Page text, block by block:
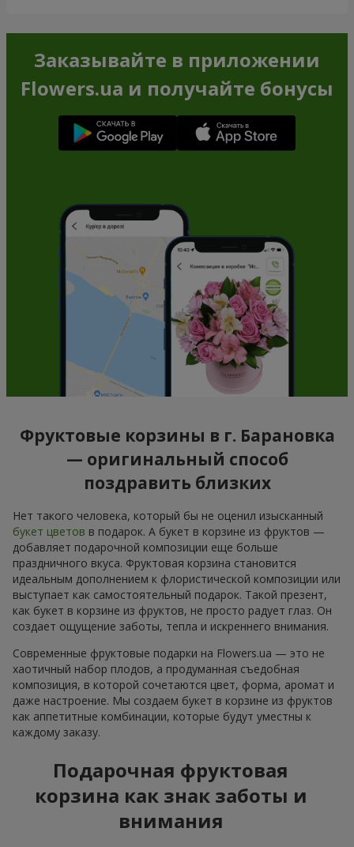
Заказывайте в приложении
Flowers.ua и получайте бонусы
Фруктовые корзины в г. Барановка
— оригинальный способ
поздравить близких
Нет такого человека, который бы не оценил изысканный
букет цветов в подарок. А букет в корзине из фруктов —
добавляет подарочной композиции еще больше
праздничного вкуса. Фруктовая корзина становится
идеальным дополнением к флористической композиции или
выступает как самостоятельный подарок. Такой презент,
как букет в корзине из фруктов, не просто радует глаз. Он
создает ощущение заботы, тепла и искреннего внимания.
Современные фруктовые подарки на Flowers.ua — это не
хаотичный набор плодов, а продуманная съедобная
композиция, в которой сочетаются цвет, форма, аромат и
даже настроение. Мы создаем букет в корзине из фруктов
как аппетитные комбинации, которые будут уместны к
каждому заказу.
Подарочная фруктовая
корзина как знак заботы и
внимания